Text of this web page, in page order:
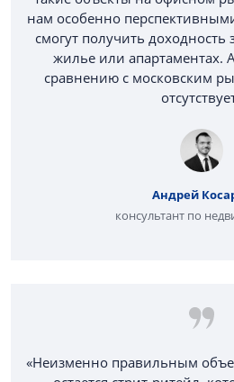
нам особенно
смогут получить
жилье или апартаментах.
сравнению с московским
Андрей
консультант по
«Неизменно правильным